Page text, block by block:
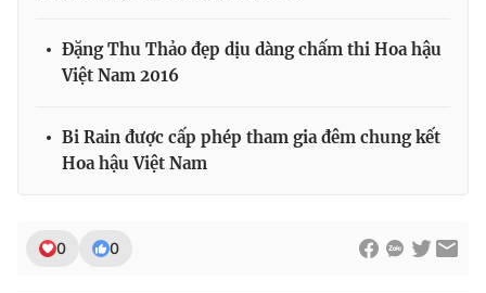
Đặng Thu Thảo đẹp dịu dàng chấm thi Hoa hậu
Việt Nam 2016
Bi Rain được cấp phép tham gia đêm chung kết
Hoa hậu Việt Nam
0 0